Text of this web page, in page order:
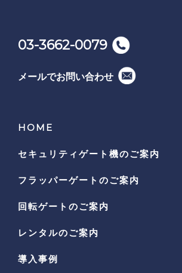
03-3662-0079
メールでお問い合わせ
HOME
セキュリティゲート機のご案内
フラッパーゲートのご案内
回転ゲートのご案内
レンタルのご案内
導入事例